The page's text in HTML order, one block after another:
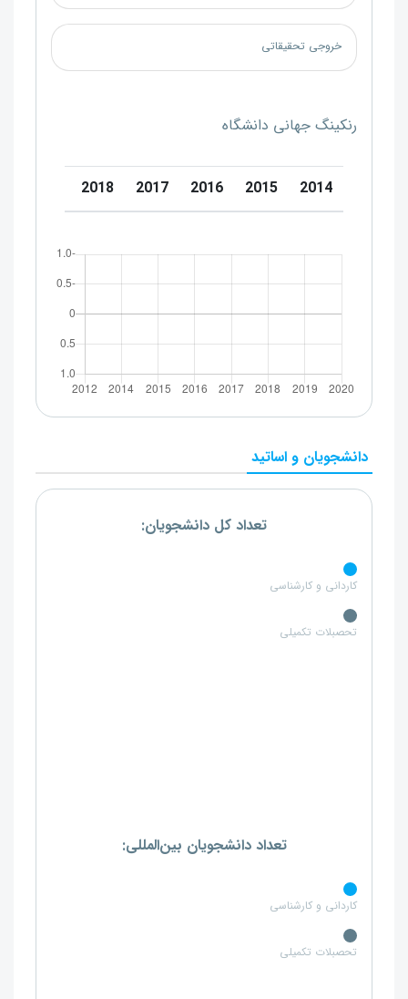
خروجی تحقیقاتی
رنکینگ جهانی دانشگاه
2014
2015
2016
2017
2018
دانشجویان و اساتید
تعداد کل دانشجویان:
کاردانی و کارشناسی
تحصبلات تکمیلی
تعداد دانشجویان بین‌المللی:
کاردانی و کارشناسی
تحصبلات تکمیلی